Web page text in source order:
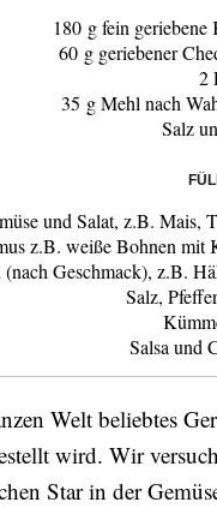
180 g fein geriebene
60 g geriebener
2
35 g Mehl nach
Salz
und Salat, z.B. Mais,
z.B. weiße Bohnen mit
(nach Geschmack), z.B.
Salz,
Salsa und
Welt beliebtes
wird. Wir
Star in der